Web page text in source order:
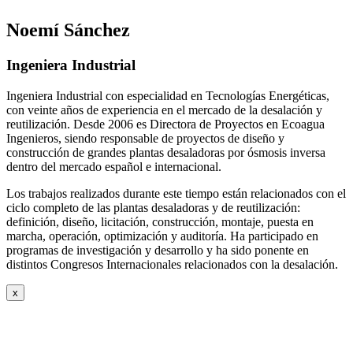
Noemí Sánchez
Ingeniera Industrial
Ingeniera Industrial con especialidad en Tecnologías Energéticas,
con veinte años de experiencia en el mercado de la desalación y
reutilización. Desde 2006 es Directora de Proyectos en Ecoagua
Ingenieros, siendo responsable de proyectos de diseño y
construcción de grandes plantas desaladoras por ósmosis inversa
dentro del mercado español e internacional.
Los trabajos realizados durante este tiempo están relacionados con el
ciclo completo de las plantas desaladoras y de reutilización:
definición, diseño, licitación, construcción, montaje, puesta en
marcha, operación, optimización y auditoría. Ha participado en
programas de investigación y desarrollo y ha sido ponente en
distintos Congresos Internacionales relacionados con la desalación.
x